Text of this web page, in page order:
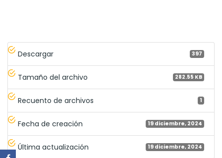
Descargar 397
Tamaño del archivo 282.55 KB
Recuento de archivos 1
Fecha de creación 19 diciembre, 2024
Última actualización 19 diciembre, 2024